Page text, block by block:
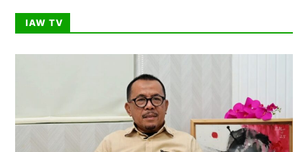
IAW TV